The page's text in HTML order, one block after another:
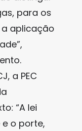
para os
aplicação
a PEC
“A lei
o porte,